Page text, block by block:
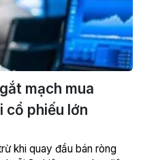
mạch mua
phiếu lớn
khi quay đầu bán ròng